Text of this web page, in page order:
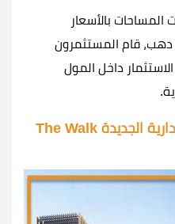
بالأسعار
دهب، قام المستثمرون
داخل المول
6- مول ذا ووك العاصمة الإدارية الجديدة The Walk